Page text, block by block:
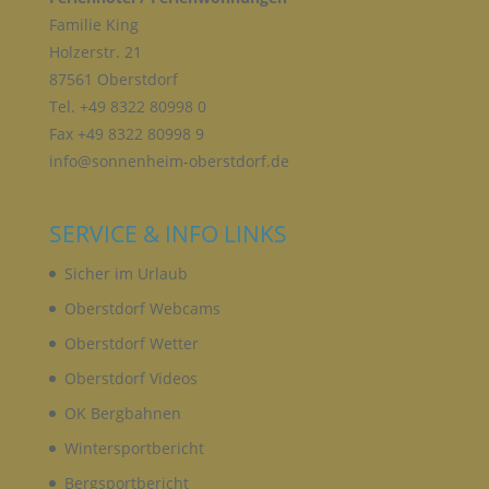
Familie King
Holzerstr. 21
87561 Oberstdorf
Tel. +49 8322 80998 0
Fax +49 8322 80998 9
info@sonnenheim-oberstdorf.de
SERVICE & INFO LINKS
Sicher im Urlaub
Oberstdorf Webcams
Oberstdorf Wetter
Oberstdorf Videos
OK Bergbahnen
Wintersportbericht
Bergsportbericht
seiner Benennung nach dem Unionsrecht oder
dem Recht der Mitgliedstaaten vorgesehen
werden.
H) AUFTRAGSVERARBEITER
Auftrag des Verantwortlichen verarbeitet.
I) EMPFÄNGER
Person, Behörde, Einrichtung oder andere Stelle,
der personenbezogene Daten offengelegt werden,
unabhängig davon, ob es sich bei ihr um einen
Dritten handelt oder nicht. Behörden, die im
nach dem Unionsrecht oder dem Recht der